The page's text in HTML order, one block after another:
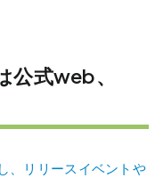
式web、
、リリースイベントや